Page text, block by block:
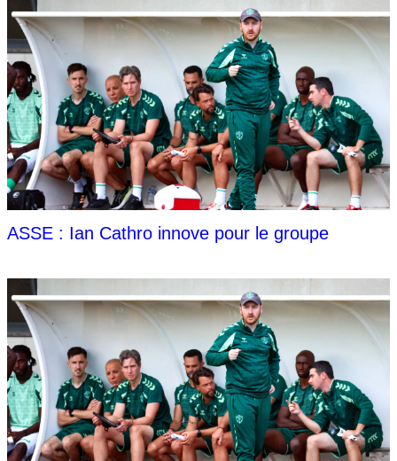
ASSE : Ian Cathro innove pour le groupe